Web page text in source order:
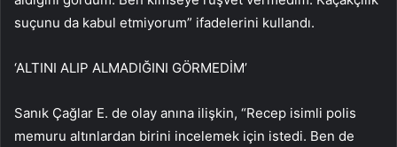
suçunu da kabul etmiyorum” ifadelerini kullandı.
‘ALTINI ALIP ALMADIĞINI GÖRMEDİM’
Sanık Çağlar E. de olay anına ilişkin, “Recep isimli polis
memuru altınlardan birini incelemek için istedi. Ben de